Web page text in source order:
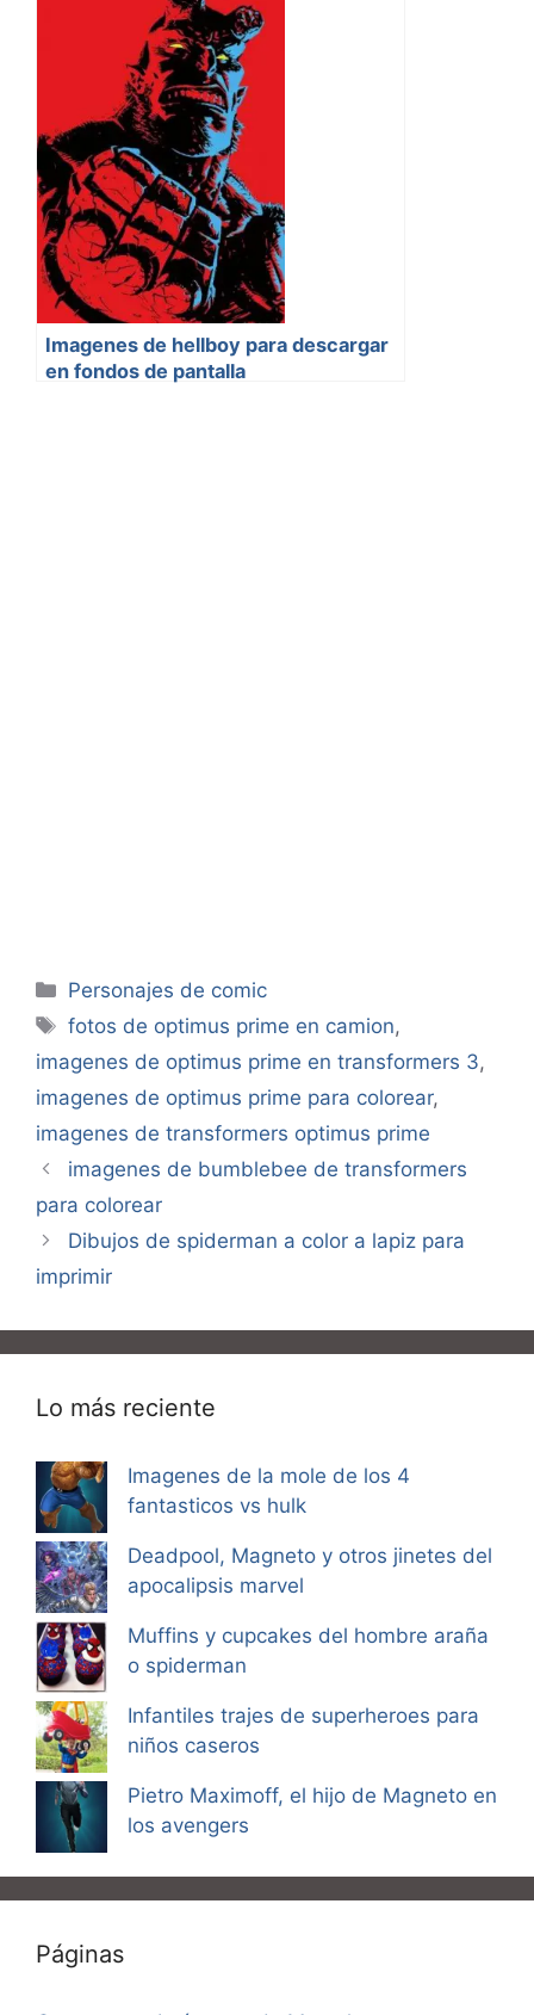
Imagenes de hellboy para descargar
en fondos de pantalla
Categorías
Personajes de comic
Etiquetas
fotos de optimus prime en camion,
imagenes de optimus prime en transformers 3,
imagenes de optimus prime para colorear,
imagenes de transformers optimus prime
imagenes de bumblebee de transformers
para colorear
Dibujos de spiderman a color a lapiz para
imprimir
Lo más reciente
Imagenes de la mole de los 4
fantasticos vs hulk
Deadpool, Magneto y otros jinetes del
apocalipsis marvel
Muffins y cupcakes del hombre araña
o spiderman
Infantiles trajes de superheroes para
niños caseros
Pietro Maximoff, el hijo de Magneto en
los avengers
Páginas